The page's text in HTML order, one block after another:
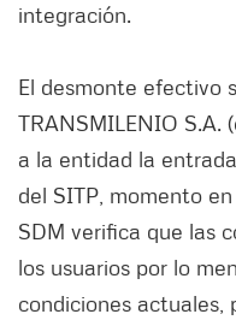
integración.
El desmonte efectivo
TRANSMILENIO S.A.
a la entidad la
del SITP, momento
SDM verifica que las
los usuarios por lo
condiciones actuales,